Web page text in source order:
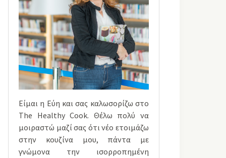
Είμαι η Εύη και σας καλωσορίζω στο
The Healthy Cook. Θέλω πολύ να
μοιραστώ μαζί σας ότι νέο ετοιμάζω
στην κουζίνα μου, πάντα με
γνώμονα την ισορροπημένη